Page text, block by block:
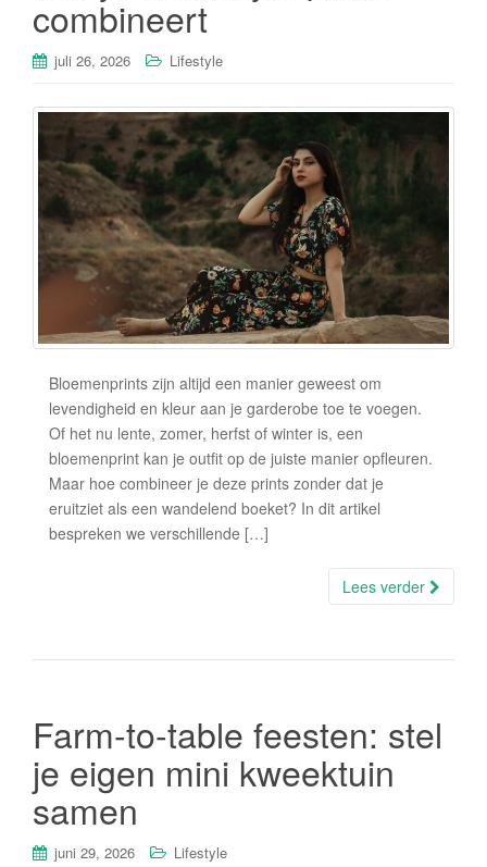
combineert
juli 26, 2026 Lifestyle
Bloemenprints zijn altijd een manier geweest om
levendigheid en kleur aan je garderobe toe te voegen.
Of het nu lente, zomer, herfst of winter is, een
bloemenprint kan je outfit op de juiste manier opfleuren.
Maar hoe combineer je deze prints zonder dat je
eruitziet als een wandelend boeket? In dit artikel
bespreken we verschillende […]
Lees verder
Farm-to-table feesten: stel
je eigen mini kweektuin
samen
juni 29, 2026 Lifestyle